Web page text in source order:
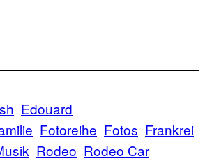
Edouard
Fotoreihe Fotos Frankrei
Rodeo Rodeo Car